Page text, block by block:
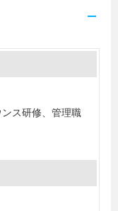
ス研修、管理職